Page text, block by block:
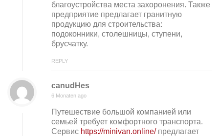
благоустройства места захоронения. Также
предприятие предлагает гранитную
продукцию для строительства:
подоконники, столешницы, ступени,
брусчатку.
REPLY
canudHes
6 Monaten ago
Путешествие большой компанией или
семьей требует комфортного транспорта.
Сервис https://minivan.online/предлагает